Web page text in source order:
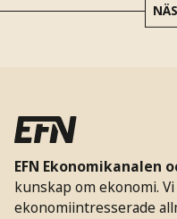
EFN Ekonomikanalen
kunskap om ekonomi.
ekonomiintresserade